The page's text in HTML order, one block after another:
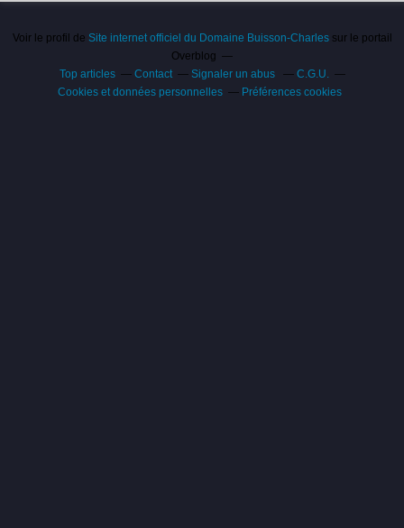
Voir le profil de Site internet officiel du Domaine Buisson-Charlessur le portail
Overblog
Top articles
Contact Signaler un abus
C.G.U.
Cookies et données personnelles
Préférences cookies